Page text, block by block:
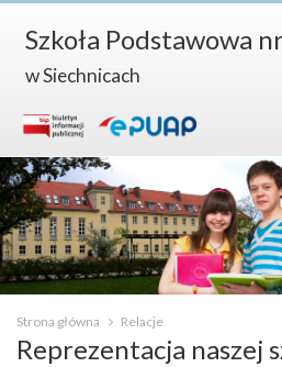
Szkoła Podstawowa
w Siechnicach
Strona główna Relacje
Reprezentacja naszej